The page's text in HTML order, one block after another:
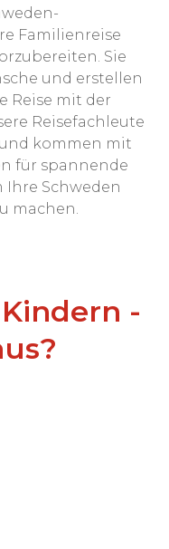
Familienreise
Sie
und erstellen
Reise mit der
Reisefachleute
kommen mit
für spannende
Ihre Schweden
machen.
-